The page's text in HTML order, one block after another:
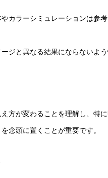
カラーシミュレーションは参
ジと異なる結果にならないよ
方が変わることを理解し、特
念頭に置くことが重要です。